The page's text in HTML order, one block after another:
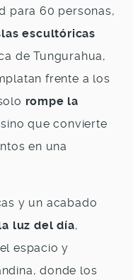
para 60 personas,
escultóricas
de Tungurahua,
frente a los
rompe la
sino que convierte
en una
y un acabado
luz del día,
espacio y
donde los